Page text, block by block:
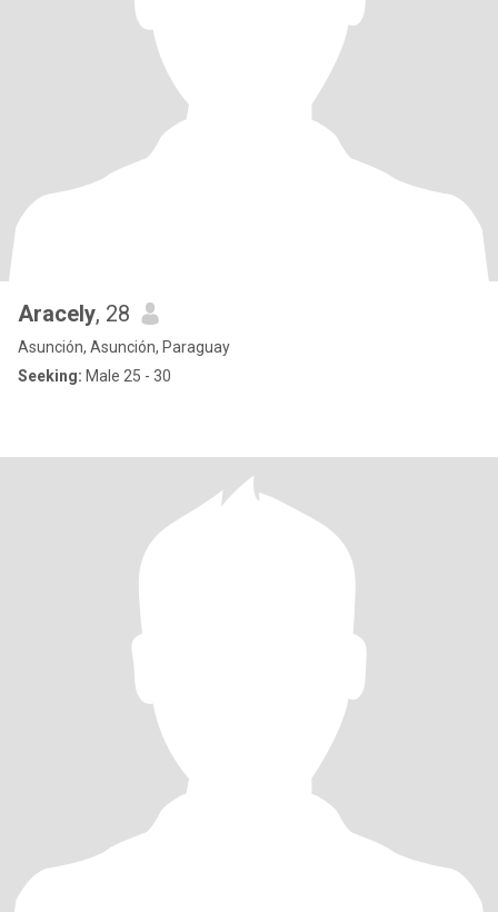
Aracely, 28
Asunción, Asunción, Paraguay
Seeking: Male 25 - 30